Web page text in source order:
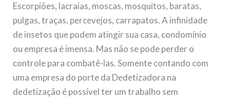
Escorpiões, lacraias, moscas, mosquitos, baratas,
pulgas, traças, percevejos, carrapatos. A infinidade
de insetos que podem atingir sua casa, condomínio
ou empresa é imensa. Mas não se pode perder o
controle para combatê-las. Somente contando com
uma empresa do porte da Dedetizadora na
dedetização é possível ter um trabalho sem